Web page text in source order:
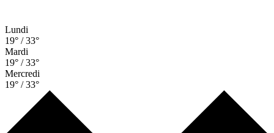
Lundi
19° / 33°
Mardi
19° / 33°
Mercredi
19° / 33°